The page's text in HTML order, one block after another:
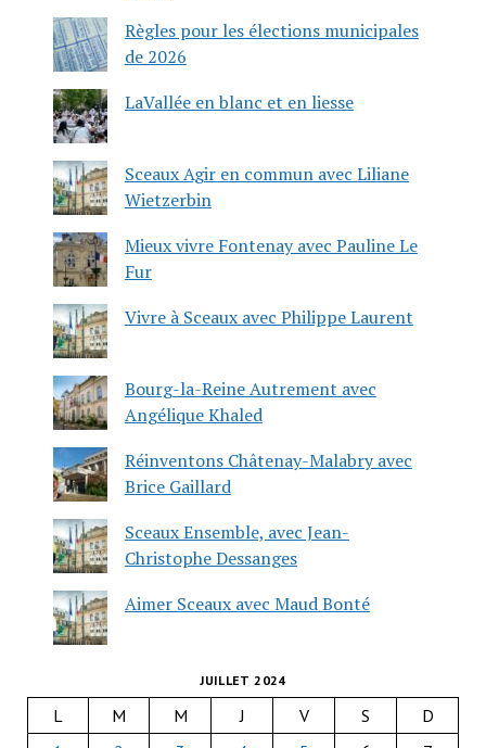
Règles pour les élections municipales
de 2026
LaVallée en blanc et en liesse
Sceaux Agir en commun avec Liliane
Wietzerbin
Mieux vivre Fontenay avec Pauline Le
Fur
Vivre à Sceaux avec Philippe Laurent
Bourg-la-Reine Autrement avec
Angélique Khaled
Réinventons Châtenay-Malabry avec
Brice Gaillard
Sceaux Ensemble, avec Jean-
Christophe Dessanges
Aimer Sceaux avec Maud Bonté
JUILLET 2024
L M M J V S
D